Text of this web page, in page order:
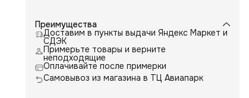
Преимущества
Доставим в пункты выдачи Яндекс Маркет и
СДЭК
Примерьте товары и верните
неподходящие
Оплачивайте после примерки
Самовывоз из магазина в ТЦ Авиапарк